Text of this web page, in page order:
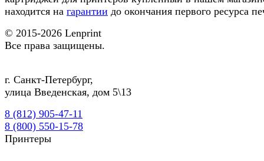
находится на гарантии до окончания первого ресурса
© 2015-2026 Lenprint
Все права защищены.
г. Санкт-Петербург,
улица Введенская, дом 5\13
8 (812) 905-47-11
8 (800) 550-15-78
Принтеры